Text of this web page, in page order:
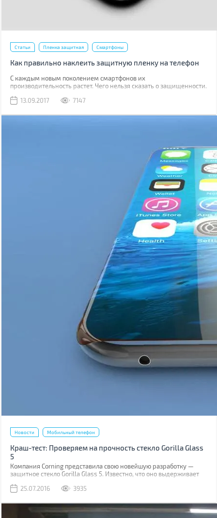
Статьи Пленка защитная Смартфоны
Как правильно наклеить защитную пленку на телефон
С каждым новым поколением смартфонов их
производительность растет. Чего нельзя сказать о защищенности.
водонепроницаемость, но все также уязвимы к механическим
13.09.2017 7147
Новости Мобильный телефон
Краш-тест: Проверяем на прочность стекло Gorilla Glass
5
Компания Corning представила свою новейшую разработку —
защитное стекло Gorilla Glass 5. Известно, что оно выдерживает
Как правило, большинство из них происходит при фотосессиях
25.07.2016 3935